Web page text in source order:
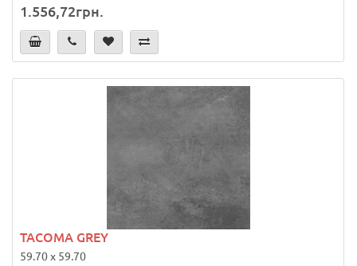
1.556,72грн.
TACOMA GREY
59.70 x 59.70